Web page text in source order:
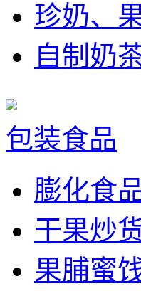
珍奶、
自制奶
包装食品
膨化食
干果炒
果脯蜜